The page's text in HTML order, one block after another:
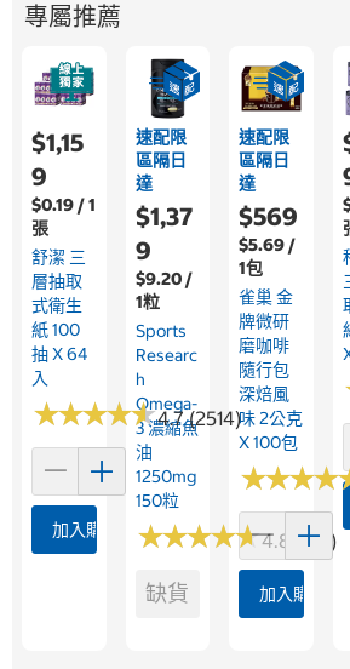
專屬推薦
$1,15
9
$0.19 / 1
張
舒潔 三
層抽取
式衛生
紙 100
抽 X 64
入
★★★★★
★★★★★4.7 (2514)
加入購物車
速配限
區隔日
達
$1,37
9
$9.20 /
1粒
Sports
Researc
H
Omega-
3 濃縮魚
油
1250mg
150粒
★★★★★
★★★★★4.8 (361)
缺貨
速配限
區隔日
達
$569
$5.69 /
1包
雀巢 金
牌微研
磨咖啡
隨行包
深焙風
味 2公克
X 100包
★★★★
★★★★
加入購物車